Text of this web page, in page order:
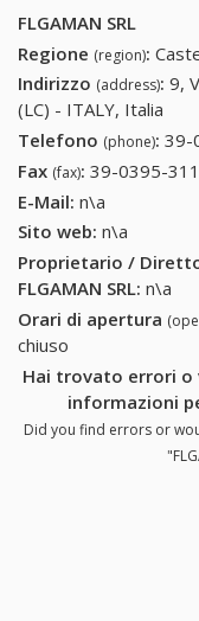
FLGAMAN SRL
Regione (region):
Indirizzo (address): 9,
(LC) - ITALY, Italia
Telefono (phone): 39-
Fax (fax): 39-0395-
E-Mail: n\a
Sito web: n\a
Proprietario /
FLGAMAN SRL: n\a
Orari di apertura
chiuso
Hai trovato errori
informazioni
Did you find errors or